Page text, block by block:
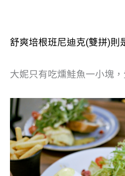
舒爽培根班尼迪克(雙拼)則
大妮只有吃燻鮭魚一小塊